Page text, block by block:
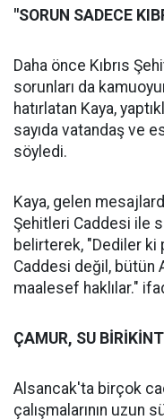
"SORUN SADECE
Daha önce Kıbrıs
sorunları da
hatırlatan Kaya,
sayıda vatandaş ve
söyledi.
Kaya, gelen
Şehitleri Caddesi ile
belirterek, "Dediler ki
Caddesi değil, bütün
maalesef haklılar."
ÇAMUR, SU
Alsancak'ta birçok
çalışmalarının uzun